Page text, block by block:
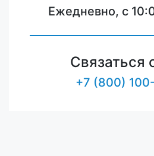
Ежедневно, с
Связаться
+7 (800)